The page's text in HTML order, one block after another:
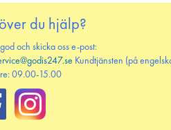
du hjälp?
och skicka oss e-post:
Kundtjänsten (på
09.00-15.00